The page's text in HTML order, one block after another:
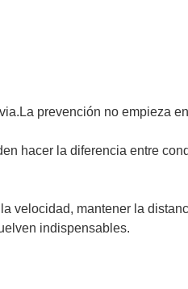
prevención no empieza
hacer la diferencia entre
velocidad, mantener la
indispensables.